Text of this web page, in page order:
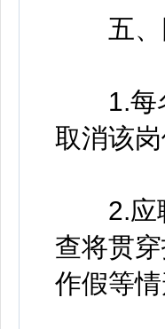
五、
1.每名
取消该岗
2.应聘
查将贯
作假等